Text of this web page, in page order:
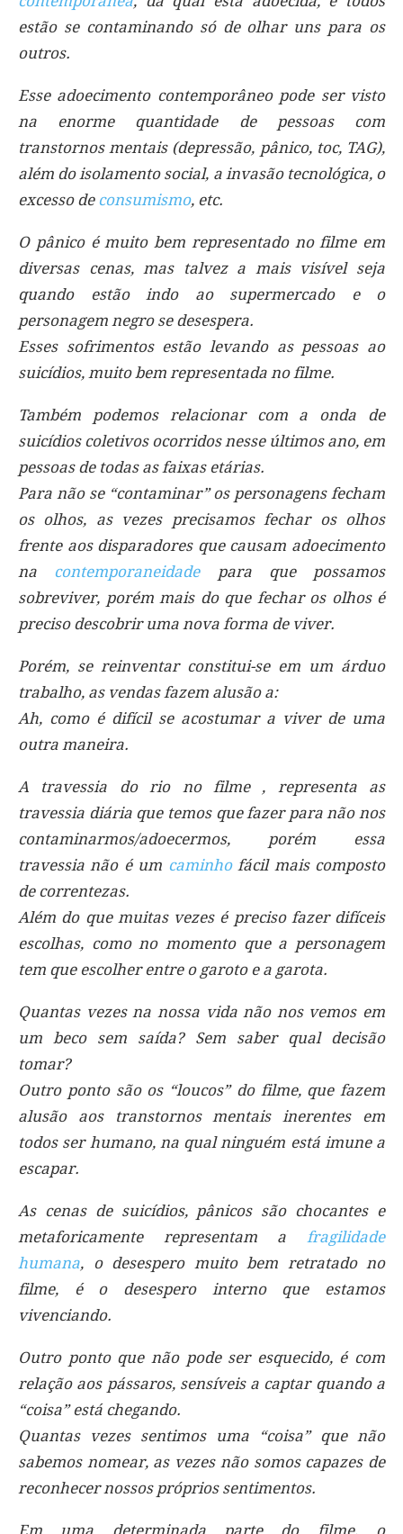
estão se contaminando só de olhar uns para os
outros.
Esse adoecimento contemporâneo pode ser visto
na enorme quantidade de pessoas com
transtornos mentais (depressão, pânico, toc, TAG),
além do isolamento social, a invasão tecnológica, o
excesso de consumismo, etc.
O pânico é muito bem representado no filme em
diversas cenas, mas talvez a mais visível seja
quando estão indo ao supermercado e o
personagem negro se desespera.
Esses sofrimentos estão levando as pessoas ao
suicídios, muito bem representada no filme.
Também podemos relacionar com a onda de
suicídios coletivos ocorridos nesse últimos ano, em
pessoas de todas as faixas etárias.
Para não se “contaminar” os personagens fecham
os olhos, as vezes precisamos fechar os olhos
frente aos disparadores que causam adoecimento
na contemporaneidadepara que possamos
sobreviver, porém mais do que fechar os olhos é
preciso descobrir uma nova forma de viver.
Porém, se reinventar constitui-se em um árduo
trabalho, as vendas fazem alusão a:
Ah, como é difícil se acostumar a viver de uma
outra maneira.
A travessia do rio no filme , representa as
travessia diária que temos que fazer para não nos
contaminarmos/adoecermos, porém essa
travessia não é um caminhofácil mais composto
de correntezas.
Além do que muitas vezes é preciso fazer difíceis
escolhas, como no momento que a personagem
tem que escolher entre o garoto e a garota.
Quantas vezes na nossa vida não nos vemos em
um beco sem saída? Sem saber qual decisão
tomar?
Outro ponto são os “loucos” do filme, que fazem
alusão aos transtornos mentais inerentes em
todos ser humano, na qual ninguém está imune a
escapar.
As cenas de suicídios, pânicos são chocantes e
metaforicamente representam a fragilidade
humana, o desespero muito bem retratado no
filme, é o desespero interno que estamos
vivenciando.
Outro ponto que não pode ser esquecido, é com
relação aos pássaros, sensíveis a captar quando a
“coisa” está chegando.
Quantas vezes sentimos uma “coisa” que não
sabemos nomear, as vezes não somos capazes de
reconhecer nossos próprios sentimentos.